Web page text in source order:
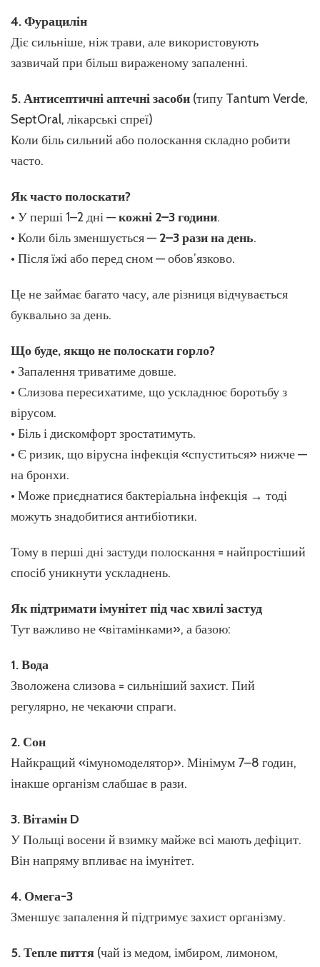
4. Фурацилін
Діє сильніше, ніж трави, але використовують
зазвичай при більш вираженому запаленні.
5. Антисептичні аптечні засоби (типу Tantum Verde,
SeptOral, лікарські спреї)
Коли біль сильний або полоскання складно робити
часто.
Як часто полоскати?
• У перші 1–2 дні —кожні 2–3 години.
• Коли біль зменшується — 2–3 рази на день.
• Після їжі або перед сном — обов’язково.
Це не займає багато часу, але різниця відчувається
буквально за день.
Що буде, якщо не полоскати горло?
• Запалення триватиме довше.
• Слизова пересихатиме, що ускладнює боротьбу з
вірусом.
• Біль і дискомфорт зростатимуть.
• Є ризик, що вірусна інфекція «спуститься» нижче —
на бронхи.
• Може приєднатися бактеріальна інфекція → тоді
можуть знадобитися антибіотики.
Тому в перші дні застуди полоскання = найпростіший
спосіб уникнути ускладнень.
Як підтримати імунітет під час хвилі застуд
Тут важливо не «вітамінками», а базою:
1. Вода
Зволожена слизова = сильніший захист. Пий
регулярно, не чекаючи спраги.
2. Сон
Найкращий «імуномоделятор». Мінімум 7–8 годин,
інакше організм слабшає в рази.
3. Вітамін D
У Польщі восени й взимку майже всі мають дефіцит.
Він напряму впливає на імунітет.
4. Омега-3
Зменшує запалення й підтримує захист організму.
5. Тепле пиття (чай із медом, імбиром, лимоном,